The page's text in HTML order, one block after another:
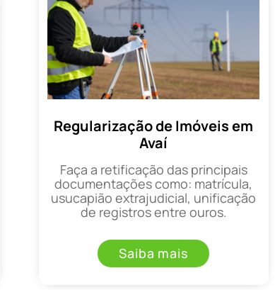
Regularização de Imóveis em
Avaí
Faça a retificação das principais
documentações como: matrícula,
usucapião extrajudicial, unificação
de registros entre ouros.
Saiba mais